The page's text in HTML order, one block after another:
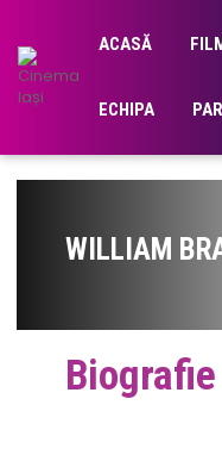
ACASĂ
ECHIPA
WILLIAM
Biografie